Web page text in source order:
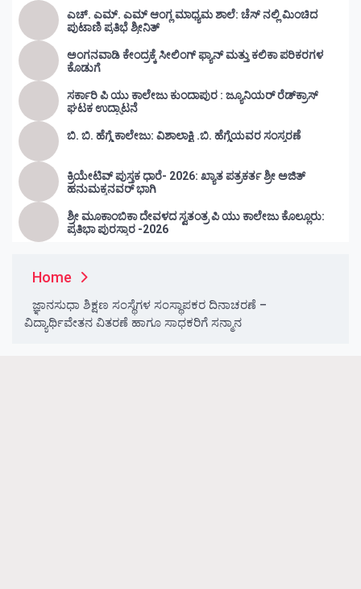
ಎಚ್. ಎಮ್. ಎಮ್ ಆಂಗ್ಲ ಮಾಧ್ಯಮ ಶಾಲೆ: ಚೆಸ್ ನಲ್ಲಿ ಮಿಂಚಿದ
ಪುಟಾಣಿ ಪ್ರತಿಭೆ ಶ್ರೀನಿತ್
ಅಂಗನವಾಡಿ ಕೇಂದ್ರಕ್ಕೆ ಸೀಲಿಂಗ್ ಫ್ಯಾನ್ ಮತ್ತು ಕಲಿಕಾ ಪರಿಕರಗಳ
ಕೊಡುಗೆ
ಸರ್ಕಾರಿ ಪಿ ಯು ಕಾಲೇಜು ಕುಂದಾಪುರ : ಜ್ಯೂನಿಯರ್‌ ರೆಡ್‌ಕ್ರಾಸ್‌
ಘಟಕ ಉದ್ಘಾಟನೆ
ಬಿ. ಬಿ. ಹೆಗ್ಡೆ ಕಾಲೇಜು: ವಿಶಾಲಾಕ್ಷಿ .ಬಿ. ಹೆಗ್ಡೆಯವರ ಸಂಸ್ಮರಣೆ
ಕ್ರಿಯೇಟಿವ್ ಪುಸ್ತಕ ಧಾರೆ- 2026: ಖ್ಯಾತ ಪತ್ರಕರ್ತ ಶ್ರೀ ಅಜಿತ್
ಹನುಮಕ್ಕನವರ್ ಭಾಗಿ
ಶ್ರೀ ಮೂಕಾಂಬಿಕಾ ದೇವಳದ ಸ್ವತಂತ್ರ ಪಿ ಯು ಕಾಲೇಜು ಕೊಲ್ಲೂರು:
ಪ್ರತಿಭಾ ಪುರಸ್ಕಾರ -2026
Home
ಜ್ಞಾನಸುಧಾ ಶಿಕ್ಷಣ ಸಂಸ್ಥೆಗಳ ಸಂಸ್ಥಾಪಕರ ದಿನಾಚರಣೆ –
ವಿದ್ಯಾರ್ಥಿವೇತನ ವಿತರಣೆ ಹಾಗೂ ಸಾಧಕರಿಗೆ ಸನ್ಮಾನ